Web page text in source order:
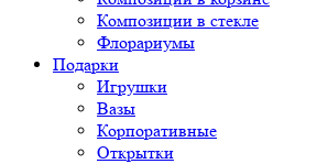
Композиции в стекле
Флорариумы
Подарки
Игрушки
Вазы
Корпоративные
Открытки